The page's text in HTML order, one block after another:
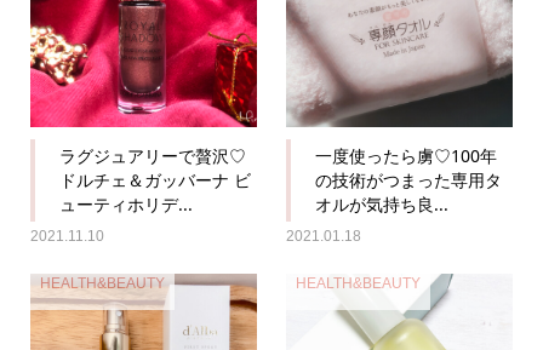
ラグジュアリーで贅沢♡
ドルチェ＆ガッバーナ ビ
ューティホリデ...
2021.11.10
一度使ったら虜♡100年
の技術がつまった専用タ
オルが気持ち良...
2021.01.18
HEALTH&BEAUTY HEALTH&BEAUTY